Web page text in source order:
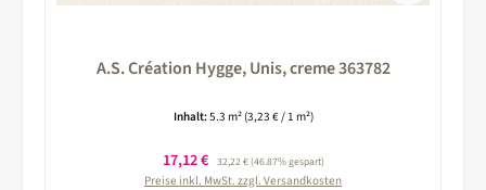
A.S. Création Hygge, Unis, creme 363782
Inhalt:5.3 m² (3,23 € / 1 m²)
Verkaufspreis:
17,12 € Regulärer Preis:
32,22 €(46.87% gespart)
Preise inkl. MwSt. zzgl. Versandkosten